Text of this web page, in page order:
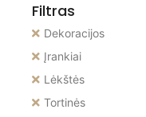
Filtras
Dekoracijos
Įrankiai
Lėkštės
Tortinės